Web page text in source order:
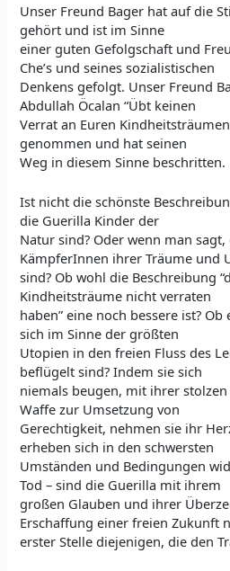
Unser Freund Bager hat auf die
gehört und ist im Sinne
einer guten Gefolgschaft und
Che’s und seines sozialistischen
Denkens gefolgt. Unser Freund
Abdullah Öcalan “Übt keinen
Verrat an Euren
genommen und hat seinen
Weg in diesem Sinne beschritten.
Ist nicht die schönste
die Guerilla Kinder der
Natur sind? Oder wenn man sagt,
KämpferInnen ihrer Träume und
sind? Ob wohl die Beschreibung
Kindheitsträume nicht verraten
haben” eine noch bessere ist?
sich im Sinne der größten
Utopien in den freien Fluss des
beflügelt sind? Indem sie sich
niemals beugen, mit ihrer
Waffe zur Umsetzung von
Gerechtigkeit, nehmen sie ihr
erheben sich in den schwersten
Umständen und Bedingungen
Tod – sind die Guerilla mit ihrem
großen Glauben und ihrer
Erschaffung einer freien Zukunft
erster Stelle diejenigen, die den